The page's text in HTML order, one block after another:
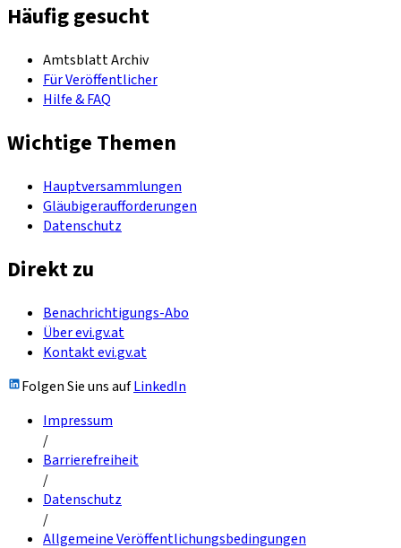
Häufig gesucht
Amtsblatt Archiv
Für Veröffentlicher
Hilfe & FAQ
Wichtige Themen
Hauptversammlungen
Gläubigeraufforderungen
Datenschutz
Direkt zu
Benachrichtigungs-Abo
Über evi.gv.at
Kontakt evi.gv.at
Folgen Sie uns aufLinkedIn
Impressum
/
Barrierefreiheit
/
Datenschutz
/
Allgemeine Veröffentlichungsbedingungen